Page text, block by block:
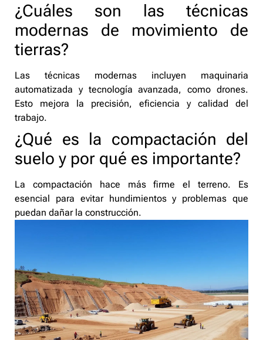
¿Cuáles son las técnicas
modernas de movimiento de
tierras?
Las técnicas modernas incluyen maquinaria
automatizada y tecnología avanzada, como drones.
Esto mejora la precisión, eficiencia y calidad del
trabajo.
¿Qué es la compactación del
suelo y por qué es importante?
La compactación hace más firme el terreno. Es
esencial para evitar hundimientos y problemas que
puedan dañar la construcción.